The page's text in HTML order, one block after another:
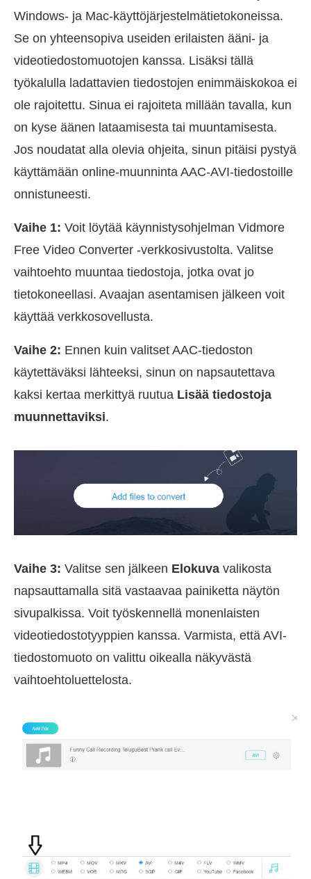
Windows- ja Mac-käyttöjärjestelmätietokoneissa.
Se on yhteensopiva useiden erilaisten ääni- ja
videotiedostomuotojen kanssa. Lisäksi tällä
työkalulla ladattavien tiedostojen enimmäiskokoa ei
ole rajoitettu. Sinua ei rajoiteta millään tavalla, kun
on kyse äänen lataamisesta tai muuntamisesta.
Jos noudatat alla olevia ohjeita, sinun pitäisi pystyä
käyttämään online-muunninta AAC-AVI-tiedostoille
onnistuneesti.
Vaihe 1: Voit löytää käynnistysohjelman Vidmore
Free Video Converter -verkkosivustolta. Valitse
vaihtoehto muuntaa tiedostoja, jotka ovat jo
tietokoneellasi. Avaajan asentamisen jälkeen voit
käyttää verkkosovellusta.
Vaihe 2: Ennen kuin valitset AAC-tiedoston
käytettäväksi lähteeksi, sinun on napsautettava
kaksi kertaa merkittyä ruutua Lisää tiedostoja
muunnettaviksi.
Vaihe 3: Valitse sen jälkeen Elokuva valikosta
napsauttamalla sitä vastaavaa painiketta näytön
sivupalkissa. Voit työskennellä monenlaisten
videotiedostotyyppien kanssa. Varmista, että AVI-
tiedostomuoto on valittu oikealla näkyvästä
vaihtoehtoluettelosta.